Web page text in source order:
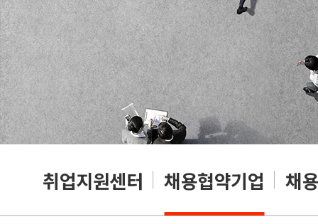
취업지원센터 채용협약기업 채